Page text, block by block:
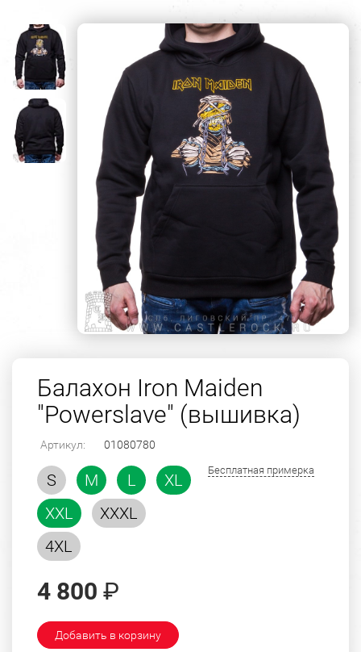
Балахон Iron Maiden
"Powerslave" (вышивка)
Артикул: 01080780
S M L
XL
XXL
XXXL
4XL
Бесплатная примерка
4 800 ₽
Добавить в корзину